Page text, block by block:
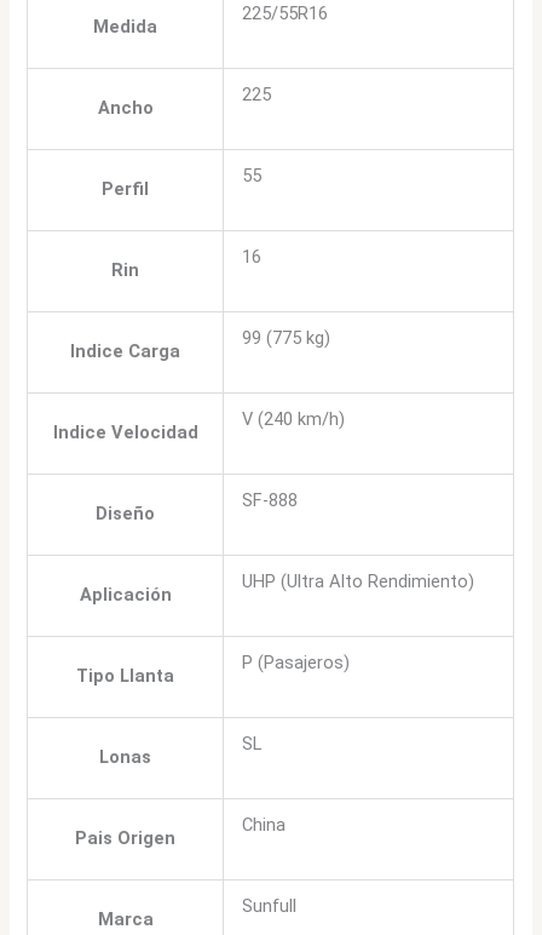
Medida
225/55R16
Ancho
225
Perfil
55
Rin
16
Indice Carga
99 (775 kg)
Indice Velocidad
V (240 km/h)
Diseño
SF-888
Aplicación
UHP (Ultra Alto Rendimiento)
Tipo Llanta
P (Pasajeros)
Lonas
SL
Pais Origen
China
Marca
Sunfull